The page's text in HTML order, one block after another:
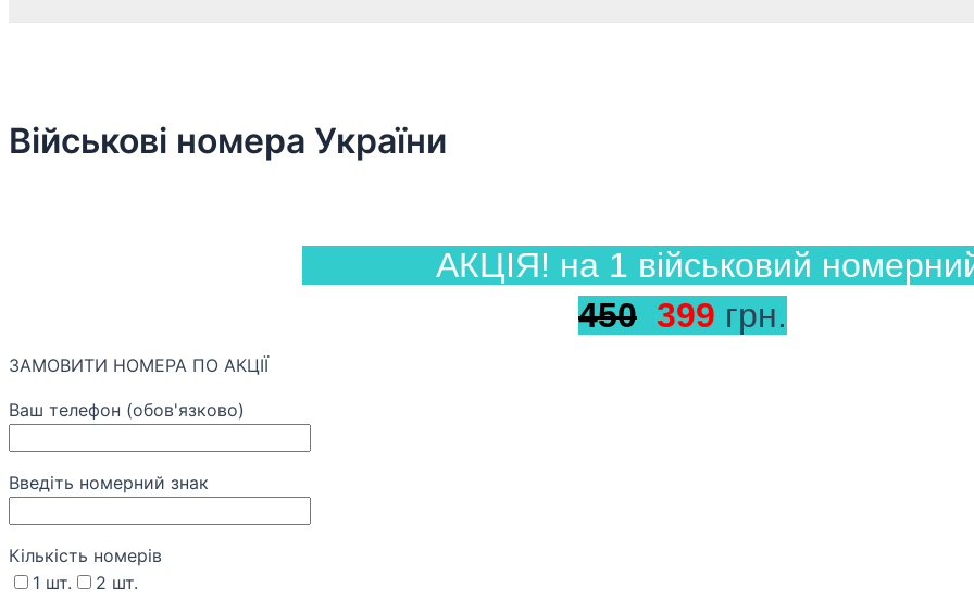
Військові номера України
АКЦІЯ! на 1 військовий
450 399 грн.
ЗАМОВИТИ НОМЕРА ПО АКЦІЇ
Ваш телефон (обов'язково)
Введіть номерний знак
Кількість номерів
1 шт.
2 шт.